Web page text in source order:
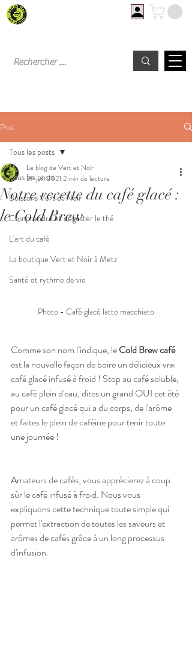
Post
Tous les posts
Boissons Vert et Noir
Comprendre et déguster le thé
L'art du café
La boutique Vert et Noir à Metz
Santé et rythme de vie
Tous les posts
Notre recette du café glacé :
le Cold Brew
Le blog de Vert et Noir
29 juil. 2021 2 min de lecture
Photo - Café glacé latte macchiato
Comme son nom l’indique, le Cold Brew café
est la nouvelle façon de boire un délicieux vrai
café glacé infusé à froid ! Stop au café soluble,
au café plein d'eau, dites un grand OUI cet été
pour un café glacé qui a du corps, de l'arôme
et faites le plein de caféine pour tenir toute
une journée !
Amateurs de cafés, vous apprécierez à coup
sûr le café infusé à froid. Nous vous
expliquons cette technique toute simple qui
permet l'extraction de toutes les saveurs et
arômes de cafés grâce à un long processus
d'infusion.